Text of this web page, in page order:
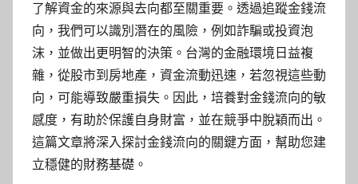
了解資金的來源與去向都至關重要。透過追蹤金錢流
向，我們可以識別潛在的風險，例如詐騙或投資泡
沫，並做出更明智的決策。台灣的金融環境日益複
雜，從股市到房地產，資金流動迅速，若忽視這些動
向，可能導致嚴重損失。因此，培養對金錢流向的敏
感度，有助於保護自身財富，並在競爭中脫穎而出。
這篇文章將深入探討金錢流向的關鍵方面，幫助您建
立穩健的財務基礎。